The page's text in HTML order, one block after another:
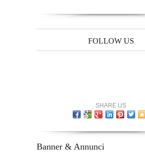
FOLLOW US
SHARE US
Banner & Annunci